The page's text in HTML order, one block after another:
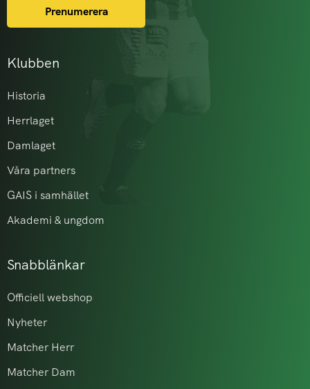
Klubben
Historia
Herrlaget
Damlaget
Våra partners
GAIS i samhället
Akademi & ungdom
Snabblänkar
Officiell webshop
Nyheter
Matcher Herr
Matcher Dam
Prenumerera